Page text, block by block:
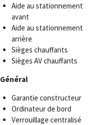
Aide au stationnement
avant
Aide au stationnement
arrière
Sièges chauffants
Sièges AV chauffants
Général
Garantie constructeur
Ordinateur de bord
Verrouillage centralisé